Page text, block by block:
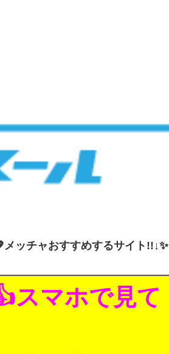
ッチャおすすめするサイト!!↓✨
スマホで見て